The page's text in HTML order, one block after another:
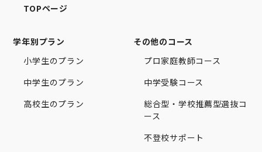
TOPページ
学年別プラン
小学生のプラン
中学生のプラン
高校生のプラン
その他のコース
プロ家庭教師コース
中学受験コース
総合型・学校推薦型選抜コ
ース
不登校サポート